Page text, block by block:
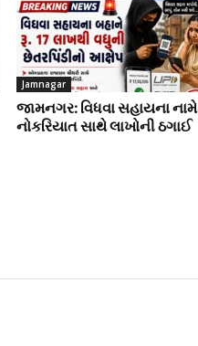
Jamnagar
જામનગર: વિધવા સહાયના નામે
નોકરિયાત સાથે લાખોની ઠગાઈ